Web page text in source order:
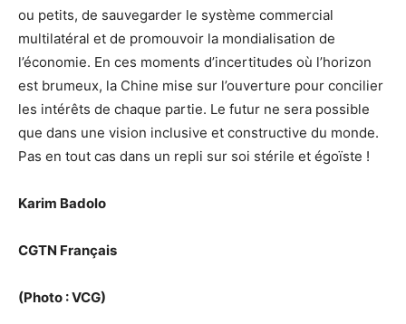
ou petits, de sauvegarder le système commercial
multilatéral et de promouvoir la mondialisation de
l’économie. En ces moments d’incertitudes où l’horizon
est brumeux, la Chine mise sur l’ouverture pour concilier
les intérêts de chaque partie. Le futur ne sera possible
que dans une vision inclusive et constructive du monde.
Pas en tout cas dans un repli sur soi stérile et égoïste !
Karim Badolo
CGTN Français
(Photo : VCG)